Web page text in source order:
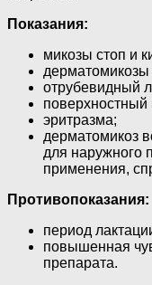
Показания:
микозы стоп и
дерматомикозы
отрубевидный
поверхностный
эритразма;
дерматомикоз
для наружного
применения,
Противопоказания:
период
повышенная
препарата.